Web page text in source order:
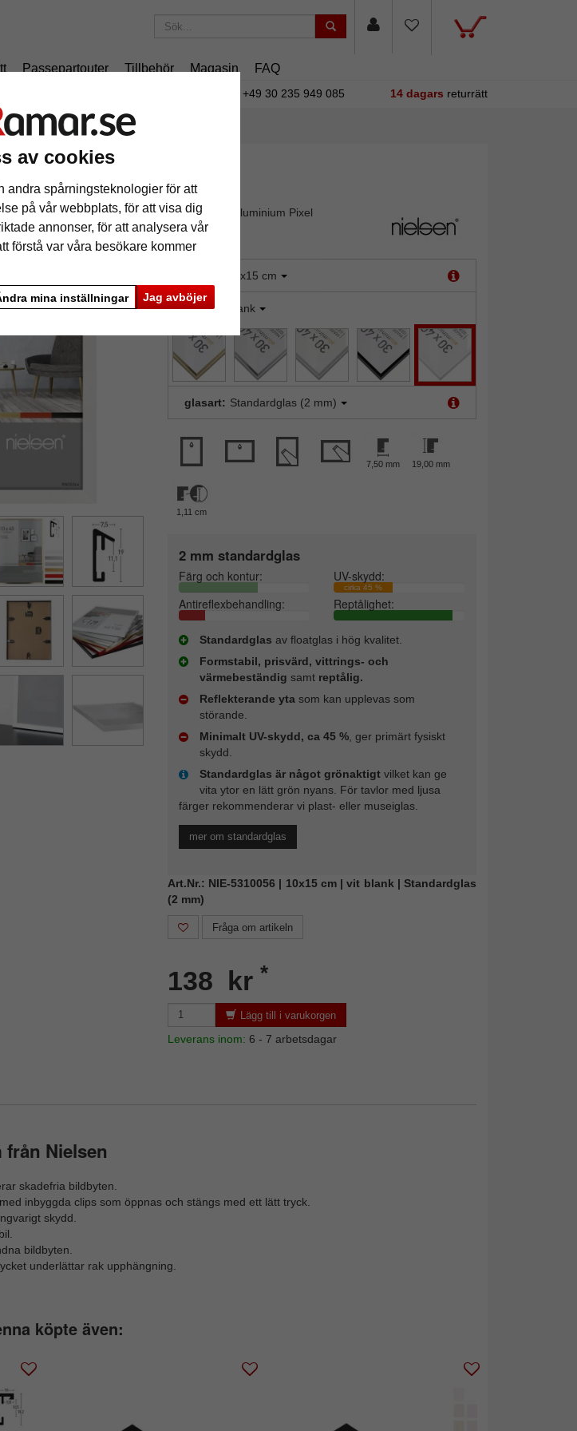
av cookies
andra spårningsteknologier för att
på vår webbplats, för att visa dig
annonser, för att analysera vår
förstå var våra besökare kommer
Jag avböjer
mina inställningar
Passepartouter Tillbehör Magasin FAQ
+49 30 235 949 085 14 dagars returrätt
Nästa
Växelram av aluminium Pixel
10x15 cm
färg: vit blank
glasart: Standardglas (2 mm)
7,50 mm 19,00 mm
1,11 cm
2 mm standardglas
Färg och kontur: UV-skydd:
cirka 45 %
Antireflexbehandling: Reptålighet:
Standardglas av floatglas i hög kvalitet.
Formstabil, prisvärd, vittrings- och
värmebeständig samt reptålig.
Reflekterande yta som kan upplevas som
störande.
Minimalt UV-skydd, ca 45 %, ger primärt fysiskt
skydd.
Standardglas är något grönaktigtvilket kan ge
vita ytor en lätt grön nyans. För tavlor med ljusa
färger rekommenderar vi plast- eller museiglas.
mer om standardglas
Art.Nr.: NIE-5310056 | 10x15 cm | vit blank | Standardglas
(2 mm)
Fråga om artikeln
138 kr *
Lägg till i varukorgen
Leverans inom: 6 - 7 arbetsdagar
Nielsen
skadefria bildbyten.
inbyggda clips som öppnas och stängs med ett lätt tryck.
skydd.
bildbyten.
underlättar rak upphängning.
köpte även: